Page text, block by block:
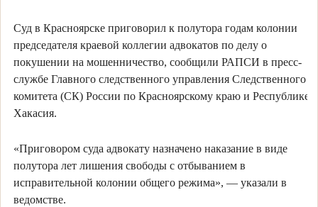
Суд в Красноярске приговорил к полутора годам колонии
председателя краевой коллегии адвокатов по делу о
покушении на мошенничество, сообщили РАПСИ в пресс-
службе Главного следственного управления Следственного
комитета (СК) России по Красноярскому краю и Республике
Хакасия.
«Приговором суда адвокату назначено наказание в виде
полутора лет лишения свободы с отбыванием в
исправительной колонии общего режима», — указали в
ведомстве.